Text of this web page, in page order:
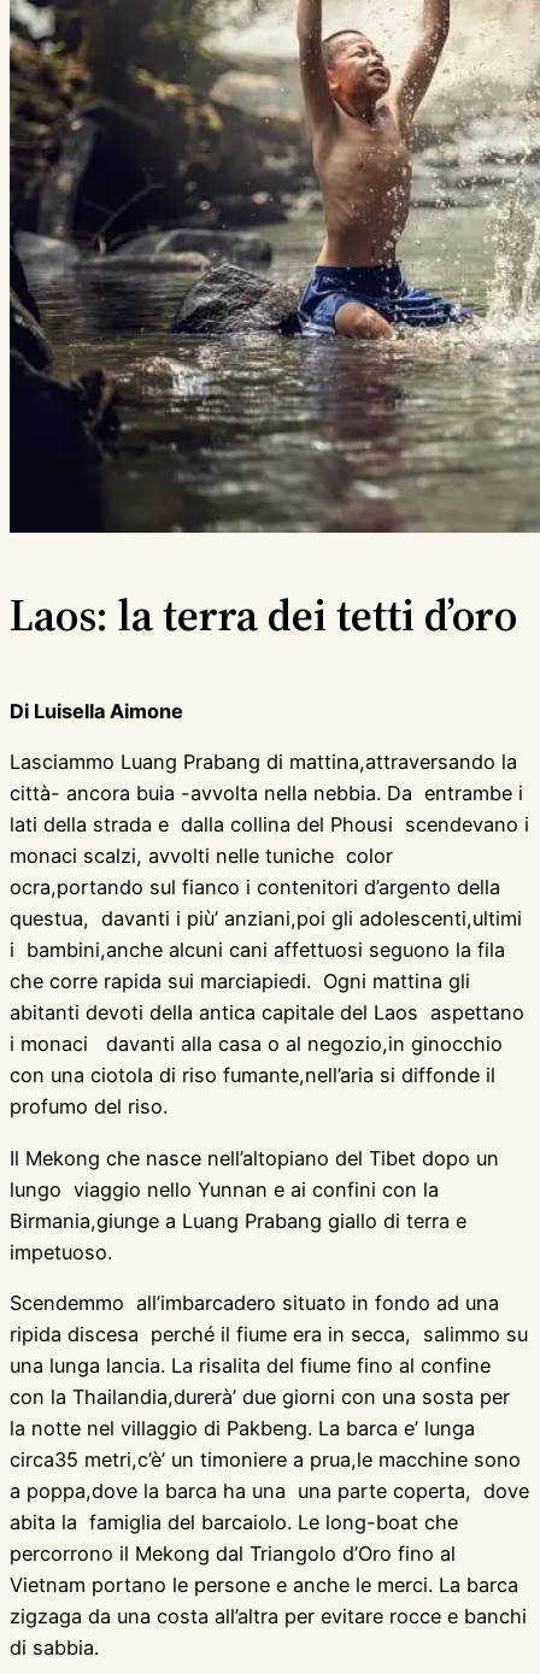
Laos: la terra dei tetti d’oro
Di Luisella Aimone
Lasciammo Luang Prabang di mattina,attraversando la
città- ancora buia -avvolta nella nebbia. Da entrambe i
lati della strada e dalla collina del Phousi scendevano i
monaci scalzi, avvolti nelle tuniche color
ocra,portando sul fianco i contenitori d’argento della
questua, davanti i più’ anziani,poi gli adolescenti,ultimi
i bambini,anche alcuni cani affettuosi seguono la fila
che corre rapida sui marciapiedi. Ogni mattina gli
abitanti devoti della antica capitale del Laos aspettano
i monaci davanti alla casa o al negozio,in ginocchio
con una ciotola di riso fumante,nell’aria si diffonde il
profumo del riso.
Il Mekong che nasce nell’altopiano del Tibet dopo un
lungo viaggio nello Yunnan e ai confini con la
Birmania,giunge a Luang Prabang giallo di terra e
impetuoso.
Scendemmo all’imbarcadero situato in fondo ad una
ripida discesa perché il fiume era in secca, salimmo su
una lunga lancia. La risalita del fiume fino al confine
con la Thailandia,durerà’ due giorni con una sosta per
la notte nel villaggio di Pakbeng. La barca e’ lunga
circa35 metri,c’è’ un timoniere a prua,le macchine sono
a poppa,dove la barca ha una una parte coperta, dove
abita la famiglia del barcaiolo. Le long-boat che
percorrono il Mekong dal Triangolo d’Oro fino al
Vietnam portano le persone e anche le merci. La barca
zigzaga da una costa all’altra per evitare rocce e banchi
di sabbia.